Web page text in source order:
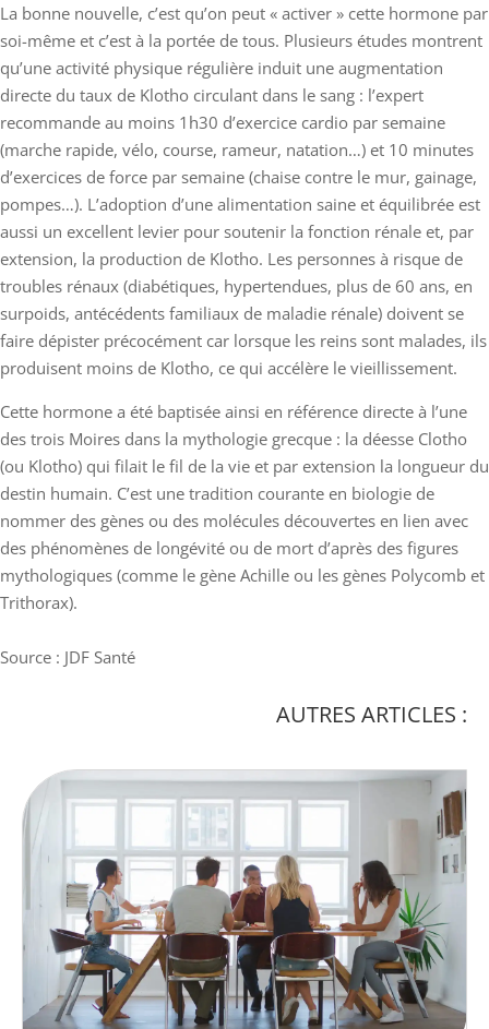
La bonne nouvelle, c’est qu’on peut « activer » cette hormone par
soi-même et c’est à la portée de tous. Plusieurs études montrent
qu’une activité physique régulière induit une augmentation
directe du taux de Klotho circulant dans le sang : l’expert
recommande au moins 1h30 d’exercice cardio par semaine
(marche rapide, vélo, course, rameur, natation…) et 10 minutes
d’exercices de force par semaine (chaise contre le mur, gainage,
pompes…). L’adoption d’une alimentation saine et équilibrée est
aussi un excellent levier pour soutenir la fonction rénale et, par
extension, la production de Klotho. Les personnes à risque de
troubles rénaux (diabétiques, hypertendues, plus de 60 ans, en
surpoids, antécédents familiaux de maladie rénale) doivent se
faire dépister précocément car lorsque les reins sont malades, ils
produisent moins de Klotho, ce qui accélère le vieillissement.
Cette hormone a été baptisée ainsi en référence directe à l’une
des trois Moires dans la mythologie grecque : la déesse Clotho
(ou Klotho) qui filait le fil de la vie et par extension la longueur du
destin humain. C’est une tradition courante en biologie de
nommer des gènes ou des molécules découvertes en lien avec
des phénomènes de longévité ou de mort d’après des figures
mythologiques (comme le gène Achille ou les gènes Polycomb et
Trithorax).
Source : JDF Santé
AUTRES ARTICLES :